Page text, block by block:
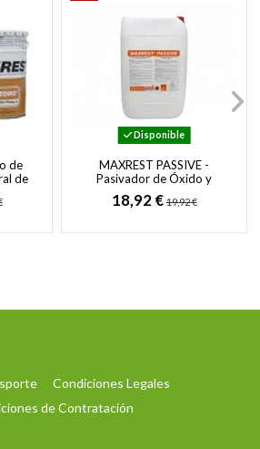
de
de
Disponible
MAXREST PASSIVE -
Pasivador de Óxido y
Protección Anticorrosiva
para Armaduras de...
18,92 € 19,92 €
Condiciones Legales
de Contratación